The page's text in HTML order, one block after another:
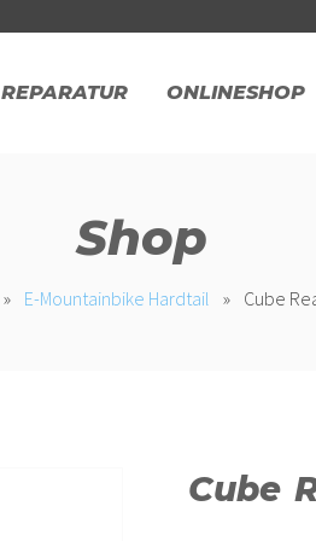
REPARATUR ONLINESHOP
Shop
» E-Mountainbike Hardtail » Cube
Cube